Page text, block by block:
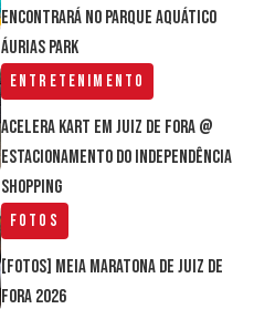
encontrará no parque aquático
Áurias Park
Entretenimento
Acelera Kart em Juiz de Fora @
estacionamento do Independência
Shopping
Fotos
[FOTOS] Meia Maratona de Juiz de
Fora 2026